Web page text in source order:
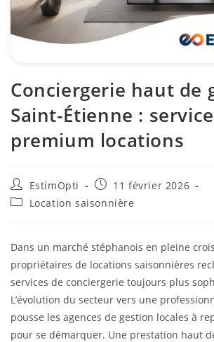
Conciergerie haut de
Saint-Étienne :
premium locations
EstimOpti
11 février 2026
Location saisonnière
Dans un marché stéphanois en pleine
propriétaires de locations saisonnières
services de conciergerie toujours plus
L’évolution du secteur vers une
pousse les agences de gestion locales à
pour se démarquer. Une prestation haut